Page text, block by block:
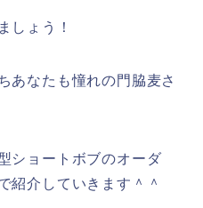
しょう！
あなたも憧れの門脇麦さ
ショートボブのオーダ
紹介していきます＾＾